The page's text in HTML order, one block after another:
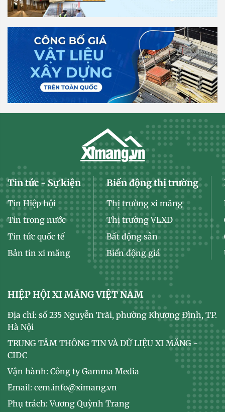
Tin tức - Sự kiện
Tin Hiệp hội
Tin trong nước
Tin tức quốc tế
Bản tin xi măng
Biến động thị trường
Thị trường xi măng
Thị trường VLXD
Bất động sản
Biến động giá
HIỆP HỘI XI MĂNG VIỆT NAM
Địa chỉ: số 235 Nguyễn Trãi, phường Khương Đình, TP.
Hà Nội
TRUNG TÂM THÔNG TIN VÀ DỮ LIỆU XI MĂNG -
CIDC
Vận hành: Công ty Gamma Media
Email: cem.info@ximang.vn
Phụ trách: Vương Quỳnh Trang